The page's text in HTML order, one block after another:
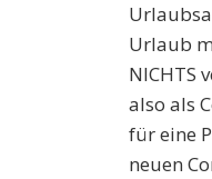
Urlaub
NICHTS
also als
für eine
neuen